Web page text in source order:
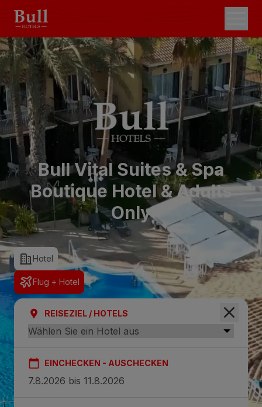
Bull Vital Suites & Spa
Boutique Hotel & Adults
Only
Hotel
Flug + Hotel
REISEZIEL / HOTELS
EINCHECKEN - AUSCHECKEN